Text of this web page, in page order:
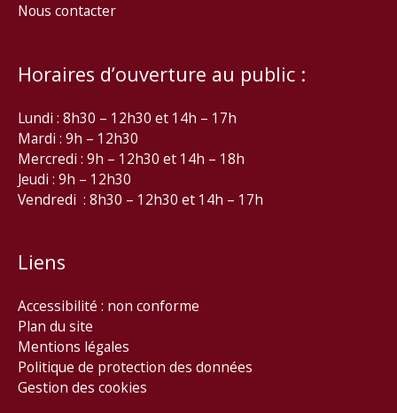
Nous contacter
Horaires d’ouverture au public :
Lundi : 8h30 – 12h30 et 14h – 17h
Mardi : 9h – 12h30
Mercredi : 9h – 12h30 et 14h – 18h
Jeudi : 9h – 12h30
Vendredi : 8h30 – 12h30 et 14h – 17h
Liens
Accessibilité : non conforme
Plan du site
Mentions légales
Politique de protection des données
Gestion des cookies